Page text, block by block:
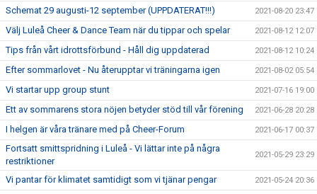
Schemat 29 augusti-12 september (UPPDATERAT!!!) 2021-08-20 23:47
Välj Luleå Cheer & Dance Team när du tippar och spelar 2021-08-12 12:07
Tips från vårt idrottsförbund - Håll dig uppdaterad 2021-08-12 10:24
Efter sommarlovet - Nu återupptar vi träningarna igen 2021-08-02 05:54
Vi startar upp group stunt 2021-07-16 19:00
Ett av sommarens stora nöjen betyder stöd till vår förening 2021-06-28 20:28
I helgen är våra tränare med på Cheer-Forum 2021-06-17 00:37
Fortsatt smittspridning i Luleå - Vi lättar inte på några
restriktioner
2021-05-29 23:29
Vi pantar för klimatet samtidigt som vi tjänar pengar 2021-05-24 20:36